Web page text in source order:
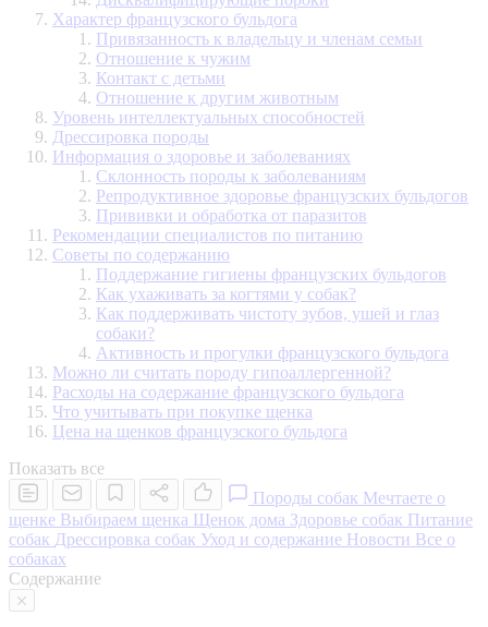
Характер французского бульдога
Привязанность к владельцу и членам семьи
Отношение к чужим
Контакт с детьми
Отношение к другим животным
Уровень интеллектуальных способностей
Дрессировка породы
Информация о здоровье и заболеваниях
Склонность породы к заболеваниям
Репродуктивное здоровье французских бульдогов
Прививки и обработка от паразитов
Рекомендации специалистов по питанию
Советы по содержанию
Поддержание гигиены французских бульдогов
Как ухаживать за когтями у собак?
Как поддерживать чистоту зубов, ушей и глаз
собаки?
Активность и прогулки французского бульдога
Можно ли считать породу гипоаллергенной?
Расходы на содержание французского бульдога
Что учитывать при покупке щенка
Цена на щенков французского бульдога
Показать все
Породы собак Мечтаете о
щенке Выбираем щенка Щенок дома Здоровье собак Питание
собак Дрессировка собак Уход и содержание Новости Все о
собаках
Содержание